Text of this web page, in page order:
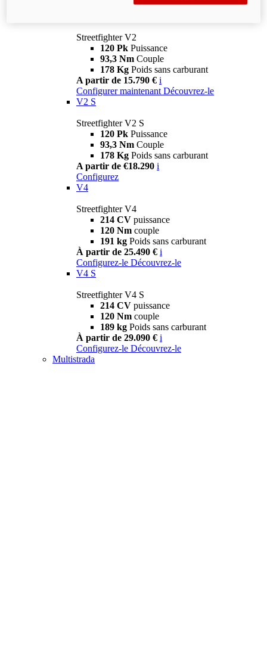
Streetfighter V2
120 Pk Puissance
93,3 Nm Couple
178 Kg Poids sans carburant
A partir de 15.790 € i
Configurer maintenant Découvrez-le
V2 S
Streetfighter V2 S
120 Pk Puissance
93,3 Nm Couple
178 Kg Poids sans carburant
A partir de €18.290 i
Configurez
V4
Streetfighter V4
214 CV puissance
120 Nm couple
191 kg Poids sans carburant
À partir de 25.490 € i
Configurez-le Découvrez-le
V4 S
Streetfighter V4 S
214 CV puissance
120 Nm couple
189 kg Poids sans carburant
À partir de 29.090 € i
Configurez-le Découvrez-le
Multistrada